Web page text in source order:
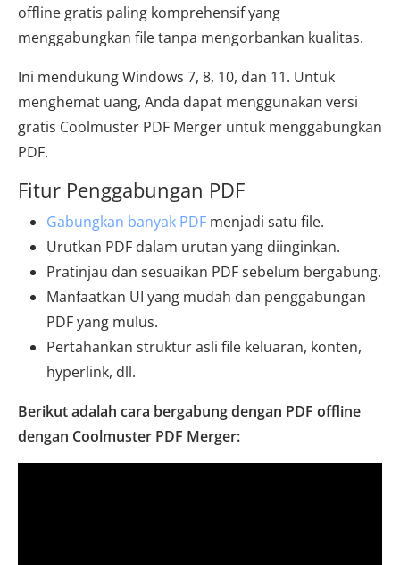
offline gratis paling komprehensif yang
menggabungkan file tanpa mengorbankan kualitas.
Ini mendukung Windows 7, 8, 10, dan 11. Untuk
menghemat uang, Anda dapat menggunakan versi
gratis Coolmuster PDF Merger untuk menggabungkan
PDF.
Fitur Penggabungan PDF
Gabungkan banyak PDF menjadi satu file.
Urutkan PDF dalam urutan yang diinginkan.
Pratinjau dan sesuaikan PDF sebelum bergabung.
Manfaatkan UI yang mudah dan penggabungan
PDF yang mulus.
Pertahankan struktur asli file keluaran, konten,
hyperlink, dll.
Berikut adalah cara bergabung dengan PDF offline
dengan Coolmuster PDF Merger: